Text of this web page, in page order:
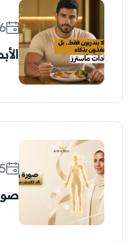
6 أغسطس 2026
5 أغسطس 2026